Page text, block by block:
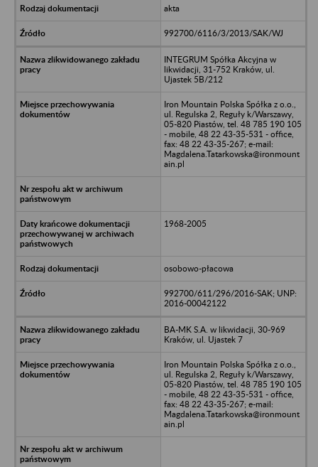
akta
992700/6116/3/2013/SAK/WJ
INTEGRUM Spółka Akcyjna w
likwidacji, 31-752 Kraków, ul.
Ujastek 5B/212
Iron Mountain Polska Spółka z o.o.,
ul. Regulska 2, Reguły k/Warszawy,
05-820 Piastów, tel. 48 785 190 105
- mobile, 48 22 43-35-531 - office,
fax: 48 22 43-35-267; e-mail:
Magdalena.Tatarkowska@ironmount
ain.pl
1968-2005
osobowo-płacowa
992700/611/296/2016-SAK; UNP:
2016-00042122
BA-MK S.A. w likwidacji, 30-969
Kraków, ul. Ujastek 7
Iron Mountain Polska Spółka z o.o.,
ul. Regulska 2, Reguły k/Warszawy,
05-820 Piastów, tel. 48 785 190 105
- mobile, 48 22 43-35-531 - office,
fax: 48 22 43-35-267; e-mail:
Magdalena.Tatarkowska@ironmount
ain.pl